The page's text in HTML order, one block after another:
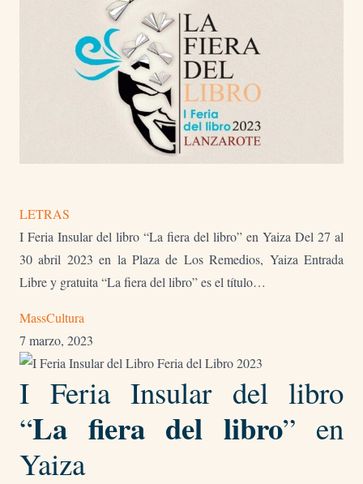
LETRAS
I Feria Insular del libro “La fiera del libro” en Yaiza Del 27 al
30 abril 2023 en la Plaza de Los Remedios, Yaiza Entrada
Libre y gratuita “La fiera del libro” es el título…
MassCultura
7 marzo, 2023
I Feria Insular del libro
“La fiera del libro” en
Yaiza